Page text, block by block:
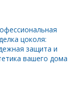
цоколя:
защита и
вашего дома